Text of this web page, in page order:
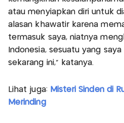
atau menyiapkan diri untuk
alasan khawatir karena
termasuk saya, niatnya
Indonesia, sesuatu yang
sekarang ini,” katanya.
Lihat juga: Misteri Sinden di
Merinding